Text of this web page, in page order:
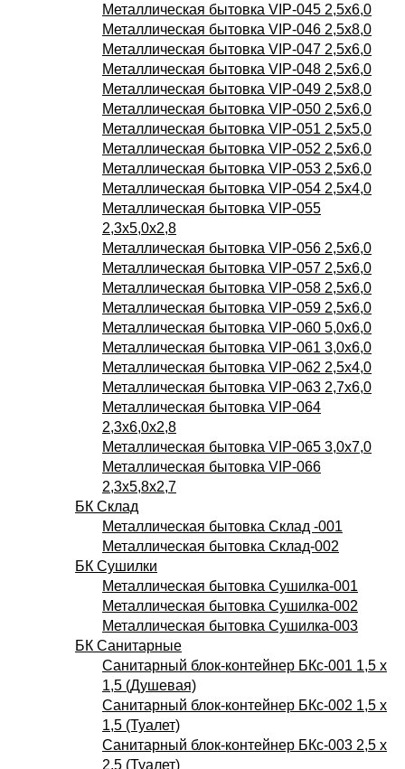
Металлическая бытовка VIP-045 2,5х6,0
Металлическая бытовка VIP-046 2,5х8,0
Металлическая бытовка VIP-047 2,5х6,0
Металлическая бытовка VIP-048 2,5х6,0
Металлическая бытовка VIP-049 2,5х8,0
Металлическая бытовка VIP-050 2,5х6,0
Металлическая бытовка VIP-051 2,5х5,0
Металлическая бытовка VIP-052 2,5х6,0
Металлическая бытовка VIP-053 2,5х6,0
Металлическая бытовка VIP-054 2,5х4,0
Металлическая бытовка VIP-055
2,3х5,0х2,8
Металлическая бытовка VIP-056 2,5х6,0
Металлическая бытовка VIP-057 2,5х6,0
Металлическая бытовка VIP-058 2,5х6,0
Металлическая бытовка VIP-059 2,5х6,0
Металлическая бытовка VIP-060 5,0х6,0
Металлическая бытовка VIP-061 3,0х6,0
Металлическая бытовка VIP-062 2,5х4,0
Металлическая бытовка VIP-063 2,7х6,0
Металлическая бытовка VIP-064
2,3х6,0х2,8
Металлическая бытовка VIP-065 3,0х7,0
Металлическая бытовка VIP-066
2,3х5,8х2,7
БК Склад
Металлическая бытовка Склад -001
Металлическая бытовка Склад-002
БК Сушилки
Металлическая бытовка Сушилка-001
Металлическая бытовка Сушилка-002
Металлическая бытовка Сушилка-003
БК Санитарные
Санитарный блок-контейнер БКс-001 1,5 х
1,5 (Душевая)
Санитарный блок-контейнер БКс-002 1,5 х
1,5 (Туалет)
Санитарный блок-контейнер БКс-003 2,5 х
2,5 (Туалет)